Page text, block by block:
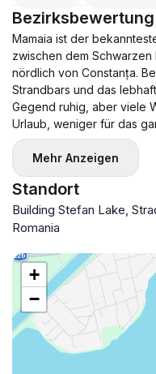
Mamaia ist der
zwischen dem Schwarzen
nördlich von Constanța.
Strandbars und das
Gegend ruhig, aber viele
Urlaub, weniger für das
Mehr Anzeigen
Standort
Building Stefan Lake,
Romania
+
−